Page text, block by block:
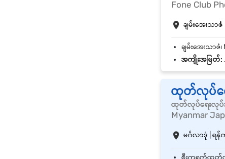
Fone Club
ချမ်းအေးသာဇံ
အကျိုးအမြတ်: .
ထုတ်လုပ်ရေ
ထုတ်လုပ်ရေးလုပ်သ
Myanmar
မင်္ဂလာဒုံ | ရ